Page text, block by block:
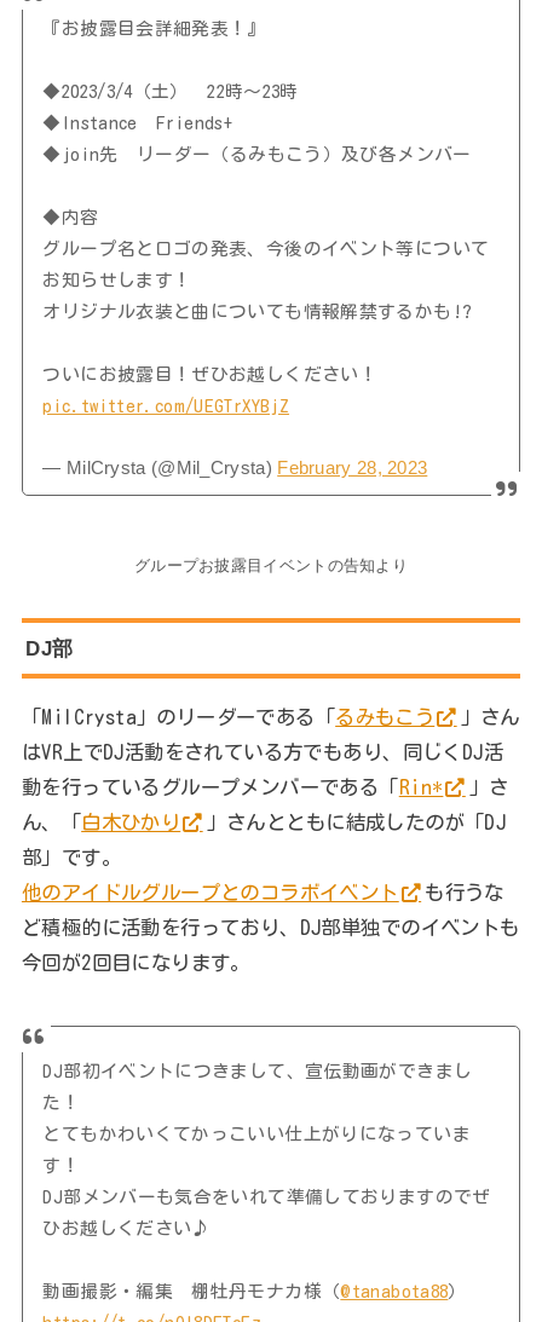
『お披露目会詳細発表！』
◆2023/3/4（土） 22時～23時
◆Instance Friends+
◆join先 リーダー（るみもこう）及び各メンバー
◆内容
グループ名とロゴの発表、今後のイベント等について
お知らせします！
オリジナル衣装と曲についても情報解禁するかも!?
ついにお披露目！ぜひお越しください！
pic.twitter.com/UEGTrXYBjZ
— MilCrysta (@Mil_Crysta) February 28, 2023
グループお披露目イベントの告知より
DJ部
「MilCrysta」のリーダーである「るみもこう
」さん
はVR上でDJ活動をされている方でもあり、同じくDJ活
動を行っているグループメンバーである「Rin*
」さ
ん、「白木ひかり
」さんとともに結成したのが「DJ
部」です。
他のアイドルグループとのコラボイベント
も行うな
ど積極的に活動を行っており、DJ部単独でのイベントも
今回が2回目になります。
DJ部初イベントにつきまして、宣伝動画ができまし
た！
とてもかわいくてかっこいい仕上がりになっていま
す！
DJ部メンバーも気合をいれて準備しておりますのでぜ
ひお越しください♪
動画撮影・編集 棚牡丹モナカ様（@tanabota88）